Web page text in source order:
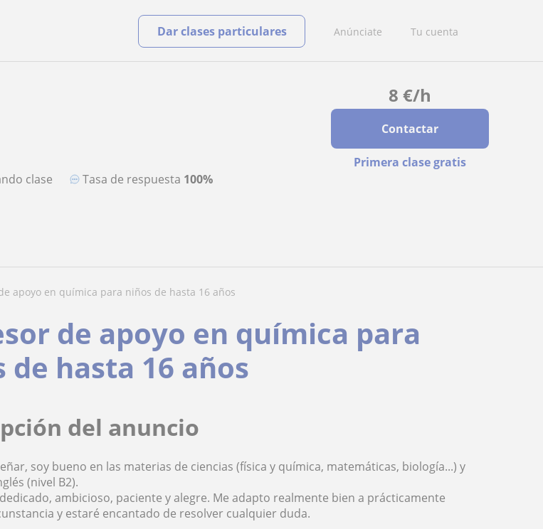
Anúnciate Tu cuenta
Dar clases particulares
8 €/h
Contactar
Primera clase gratis
clase Tasa de respuesta 100%
apoyo en química para niños de hasta 16 años
de apoyo en química para
de hasta 16 años
del anuncio
soy bueno en las materias de ciencias (física y química, matemáticas, biología...) y
(nivel B2).
ambicioso, paciente y alegre. Me adapto realmente bien a prácticamente
y estaré encantado de resolver cualquier duda.